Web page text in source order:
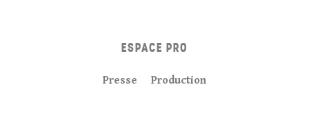
ESPACE PRO
Presse Production